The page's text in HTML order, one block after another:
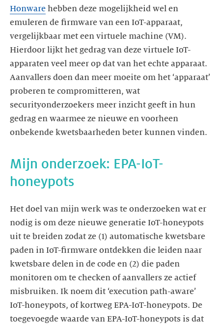
Honware hebben deze mogelijkheid wel en
emuleren de firmware van een IoT-apparaat,
vergelijkbaar met een virtuele machine (VM).
Hierdoor lijkt het gedrag van deze virtuele IoT-
apparaten veel meer op dat van het echte apparaat.
Aanvallers doen dan meer moeite om het ‘apparaat’
proberen te compromitteren, wat
securityonderzoekers meer inzicht geeft in hun
gedrag en waarmee ze nieuwe en voorheen
onbekende kwetsbaarheden beter kunnen vinden.
Mijn onderzoek: EPA-IoT-
Het doel van mijn werk was te onderzoeken wat er
nodig is om deze nieuwe generatie IoT-honeypots
uit te breiden zodat ze (1) automatische kwetsbare
paden in IoT-firmware ontdekken die leiden naar
kwetsbare delen in de code en (2) die paden
monitoren om te checken of aanvallers ze actief
misbruiken. Ik noem dit ‘execution path-aware’
IoT-honeypots, of kortweg EPA-IoT-honeypots. De
toegevoegde waarde van EPA-IoT-honeypots is dat